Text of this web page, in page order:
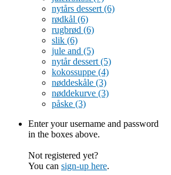
nytårs dessert (6)
rødkål (6)
rugbrød (6)
slik (6)
jule and (5)
nytår dessert (5)
kokossuppe (4)
nøddeskåle (3)
nøddekurve (3)
påske (3)
Enter your username and password
in the boxes above.
Not registered yet?
You can sign-up here.